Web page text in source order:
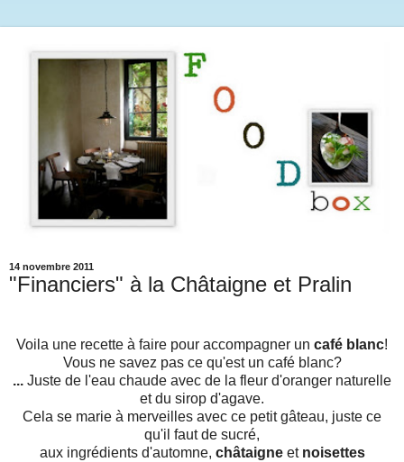
14 novembre 2011
"Financiers" à la Châtaigne et Pralin
Voila une recette à faire pour accompagner un café blanc!
Vous ne savez pas ce qu'est un café blanc?
... Juste de l'eau chaude avec de la fleur d'oranger naturelle
et du sirop d'agave.
Cela se marie à merveilles avec ce petit gâteau, juste ce
qu'il faut de sucré,
aux ingrédients d'automne, châtaigne etnoisettes